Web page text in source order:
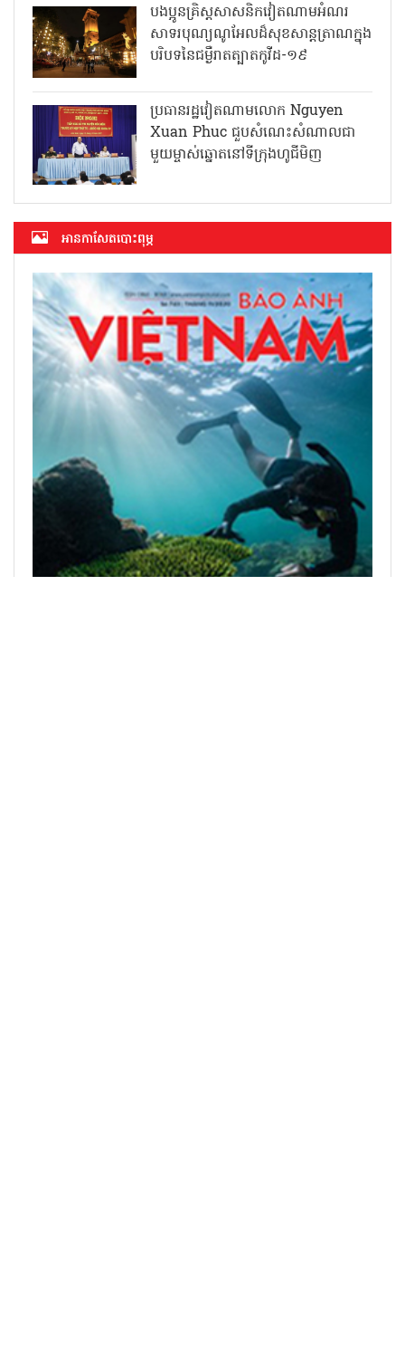
បងប្អូនគ្រិស្តសាសនិកវៀតណាមអំណរ
សាទរបុណ្យណូអែលដ៏សុខសាន្តត្រាណក្នុង
បរិបទនៃជម្ងឺរាតត្បាតកូវីដ-១៩
ប្រធានរដ្ឋវៀតណាមលោក Nguyen
Xuan Phuc ជួបសំណេះសំណាលជា
មួយម្ចាស់ឆ្នោតនៅទីក្រុងហូជីមិញ
អាន​កាសែត​បោះពុម្ភ